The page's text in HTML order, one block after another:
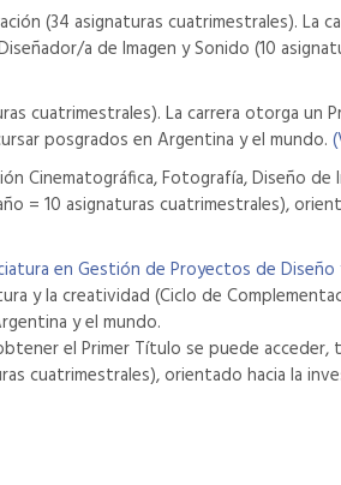
(34 asignaturas cuatrimestrales). La
a de Imagen y Sonido (10
cuatrimestrales). La carrera otorga
posgrados en Argentina y el mundo.
Cinematográfica, Fotografía, Diseño
= 10 asignaturas cuatrimestrales),
en Gestión de Proyectos de Diseño
y la creatividad (Ciclo de
y el mundo.
el Primer Título se puede
cuatrimestrales), orientado hacia la